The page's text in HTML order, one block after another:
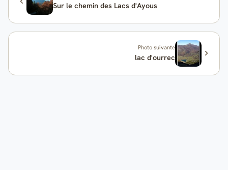
Sur le chemin des Lacs d'Ayous
Photo suivante
lac d'ourrec